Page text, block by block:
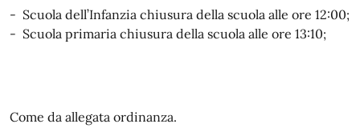
- Scuola dell’Infanzia chiusura della scuola alle ore 12:00;
- Scuola primaria chiusura della scuola alle ore 13:10;
Come da allegata ordinanza.